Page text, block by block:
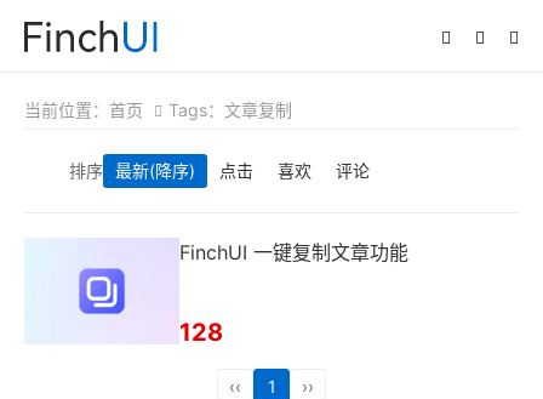
当前位置： 首页 Tags：文章复制
排序 最新(降序) 点击 喜欢 评论
FinchUI 一键复制文章功能
128
‹‹ 1 ››